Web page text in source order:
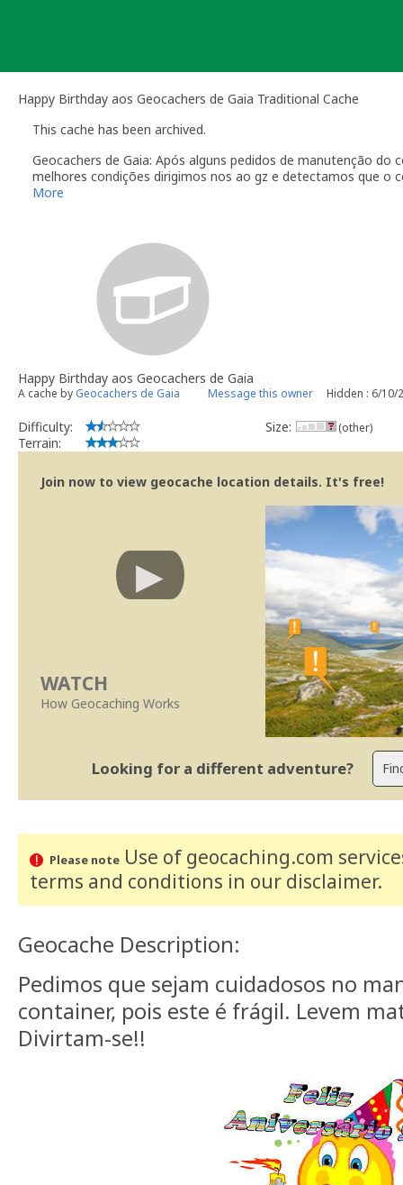
Happy Birthday aos Geocachers de Gaia Traditional Cache
This cache has been archived.
Geocachers de Gaia: Após alguns pedidos de manutenção
melhores condições dirigimos nos ao gz e detectamos que o
de explicar! E desaparecimentos de containers, de peso
sinais de que está a ser ocupada talvez por sem abrigos!
Muito obrigado pelas vossas visitas!
Boas cachadas
More
Happy Birthday aos Geocachers de Gaia
A cache by Geocachers de Gaia Message this owner Hidden : 6/10/
Difficulty:
Terrain:
Size: (other)
Join now to view geocache location details. It's free!
WATCH
How Geocaching Works
Looking for a different adventure?
Please noteUse of geocaching.com
terms and conditions in our disclaimer.
Geocache Description:
Pedimos que sejam cuidadosos no
container, pois este é frágil. Levem
Divirtam-se!!